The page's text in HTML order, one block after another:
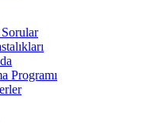
Sorular
Programı